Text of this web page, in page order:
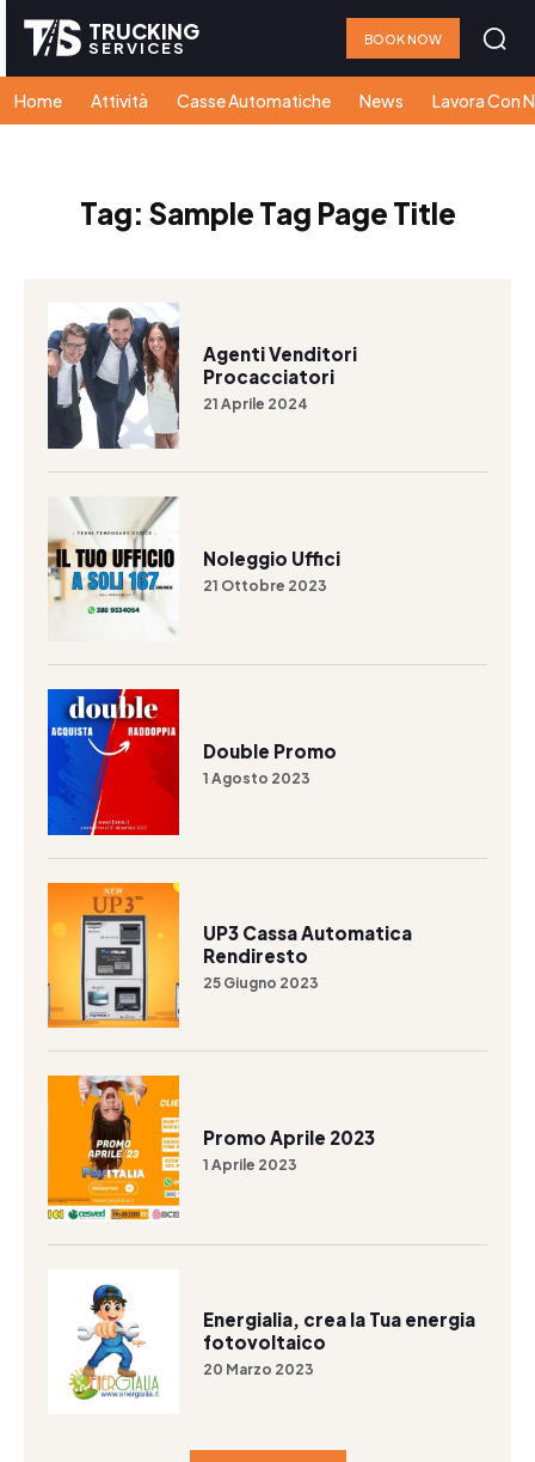
TRUCKING
SERVICES BOOK NOW
Home Attività Casse Automatiche News Lavora Con
Tag: Sample Tag Page Title
Agenti Venditori
Procacciatori
21 Aprile 2024
Noleggio Uffici
21 Ottobre 2023
Double Promo
1 Agosto 2023
UP3 Cassa Automatica
Rendiresto
25 Giugno 2023
Promo Aprile 2023
1 Aprile 2023
Energialia, crea la Tua energia
fotovoltaico
20 Marzo 2023